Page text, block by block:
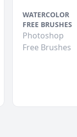
WATERCOLOR
FREE BRUSHES
Photoshop
Free Brushes